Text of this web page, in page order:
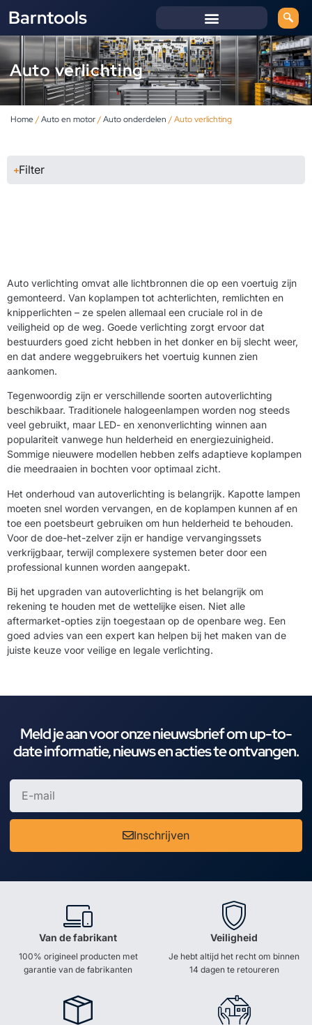
Barntools
Auto verlichting
Home/Auto en motor/Auto onderdelen / Auto verlichting
Filter
Auto verlichting omvat alle lichtbronnen die op een voertuig zijn
gemonteerd. Van koplampen tot achterlichten, remlichten en
knipperlichten – ze spelen allemaal een cruciale rol in de
veiligheid op de weg. Goede verlichting zorgt ervoor dat
bestuurders goed zicht hebben in het donker en bij slecht weer,
en dat andere weggebruikers het voertuig kunnen zien
aankomen.
Tegenwoordig zijn er verschillende soorten autoverlichting
beschikbaar. Traditionele halogeenlampen worden nog steeds
veel gebruikt, maar LED- en xenonverlichting winnen aan
populariteit vanwege hun helderheid en energiezuinigheid.
Sommige nieuwere modellen hebben zelfs adaptieve koplampen
die meedraaien in bochten voor optimaal zicht.
Het onderhoud van autoverlichting is belangrijk. Kapotte lampen
moeten snel worden vervangen, en de koplampen kunnen af en
toe een poetsbeurt gebruiken om hun helderheid te behouden.
Voor de doe-het-zelver zijn er handige vervangingssets
verkrijgbaar, terwijl complexere systemen beter door een
professional kunnen worden aangepakt.
Bij het upgraden van autoverlichting is het belangrijk om
rekening te houden met de wettelijke eisen. Niet alle
aftermarket-opties zijn toegestaan op de openbare weg. Een
goed advies van een expert kan helpen bij het maken van de
juiste keuze voor veilige en legale verlichting.
Meld je aan voor onze nieuwsbrief om up-to-
date informatie, nieuws en acties te ontvangen.
Inschrijven
Van de fabrikant
100% origineel producten met
garantie van de fabrikanten
Veiligheid
Je hebt altijd het recht om binnen
14 dagen te retoureren